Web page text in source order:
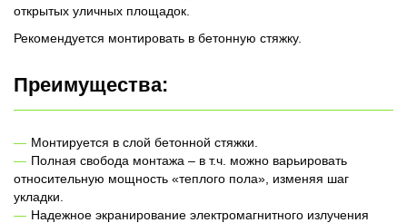
открытых уличных площадок.
Рекомендуется монтировать в бетонную стяжку.
Преимущества:
Монтируется в слой бетонной стяжки.
Полная свобода монтажа – в т.ч. можно варьировать
относительную мощность «теплого пола», изменяя шаг
укладки.
Надежное экранирование электромагнитного излучения